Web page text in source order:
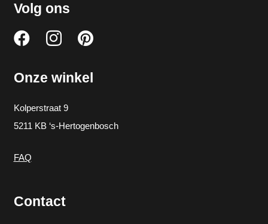
Volg ons
Onze winkel
Kolperstraat 9
5211 KB ‘s-Hertogenbosch
FAQ
Contact